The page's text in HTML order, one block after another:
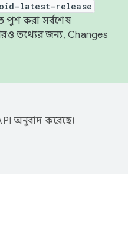
latest-release
পুশ করা সর্বশেষ
তথ্যের জন্য, Changes
অনুবাদ করেছে।